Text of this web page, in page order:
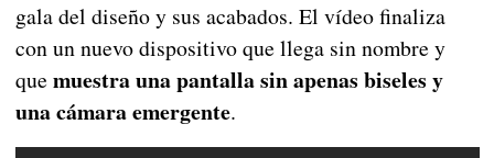
gala del diseño y sus acabados. El vídeo finaliza
con un nuevo dispositivo que llega sin nombre y
que muestra una pantalla sin apenas biseles y
una cámara emergente.